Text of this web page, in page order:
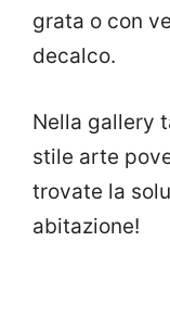
grata o con
decalco.
Nella gallery
stile arte
trovate la
abitazione!